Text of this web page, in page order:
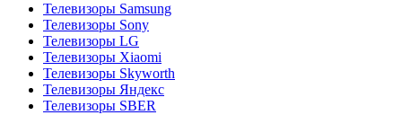
Телевизоры Samsung
Телевизоры Sony
Телевизоры LG
Телевизоры Xiaomi
Телевизоры Skyworth
Телевизоры Яндекс
Телевизоры SBER